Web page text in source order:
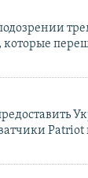
Patriot